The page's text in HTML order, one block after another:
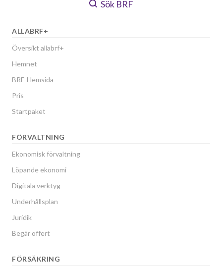
Sök BRF
ALLABRF+
Översikt allabrf+
Hemnet
BRF-Hemsida
Pris
Startpaket
FÖRVALTNING
Ekonomisk förvaltning
Löpande ekonomi
Digitala verktyg
Underhållsplan
Juridik
Begär offert
FÖRSÄKRING